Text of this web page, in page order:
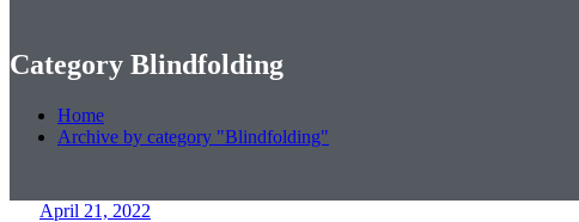
Category Blindfolding
Home
Archive by category "Blindfolding"
April 21, 2022